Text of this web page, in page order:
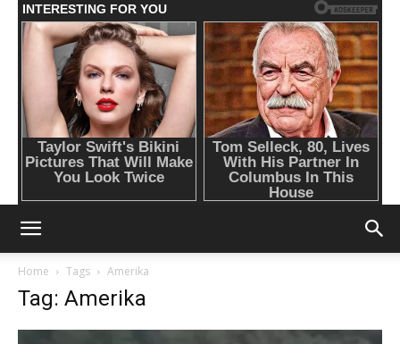
Home Tags Amerika
Tag: Amerika